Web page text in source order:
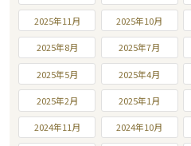
2025年11月 2025年10月
2025年8月 2025年7月
2025年5月 2025年4月
2025年2月 2025年1月
2024年11月 2024年10月